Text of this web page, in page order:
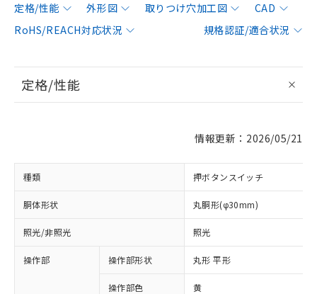
定格/性能 外形図 取りつけ穴加工図
CAD
RoHS/REACH対応状況
規格認証/適合状況
定格/性能
情報更新：2026/05/21
種類 押ボタンスイッチ
胴体形状 丸胴形(φ30mm)
照光/非照光 照光
操作部 操作部形状 丸形 平形
操作部色 黄